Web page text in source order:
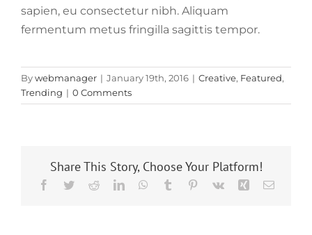
sapien, eu consectetur nibh. Aliquam
fermentum metus fringilla sagittis tempor.
Bywebmanager | January 19th, 2016 | Creative, Featured,
Trending | 0 Comments
Share This Story, Choose Your Platform!
Facebook
TwitterRedditLinkedInWhatsApp
Tumblr Pinterest
Vk Xing Email